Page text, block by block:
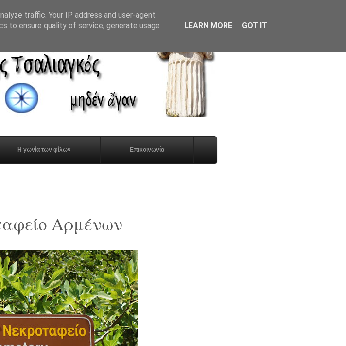
Η γωνία των φίλων Επικοινωνία
Αρμένων
traffic. Your IP address and user-agent
to ensure quality of service, generate usage
LEARN MORE GOT IT